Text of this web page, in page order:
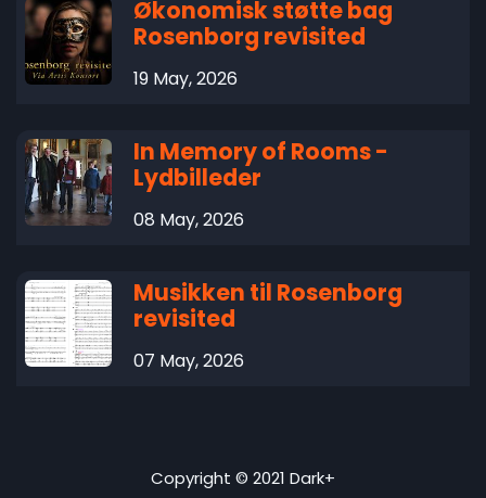
Økonomisk støtte bag
Rosenborg revisited
19 May, 2026
In Memory of Rooms -
Lydbilleder
08 May, 2026
Musikken til Rosenborg
revisited
07 May, 2026
Copyright © 2021 Dark+